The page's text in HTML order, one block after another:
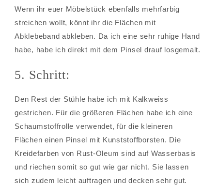
Wenn ihr euer Möbelstück ebenfalls mehrfarbig
streichen wollt, könnt ihr die Flächen mit
Abklebeband abkleben. Da ich eine sehr ruhige Hand
habe, habe ich direkt mit dem Pinsel drauf losgemalt.
5. Schritt:
Den Rest der Stühle habe ich mit Kalkweiss
gestrichen. Für die größeren Flächen habe ich eine
Schaumstoffrolle verwendet, für die kleineren
Flächen einen Pinsel mit Kunststoffborsten. Die
Kreidefarben von Rust-Oleum sind auf Wasserbasis
und riechen somit so gut wie gar nicht. Sie lassen
sich zudem leicht auftragen und decken sehr gut.